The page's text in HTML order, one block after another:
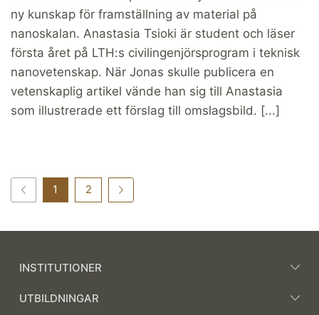
ny kunskap för framställning av material på
nanoskalan. Anastasia Tsioki är student och läser
första året på LTH:s civilingenjörsprogram i teknisk
nanovetenskap. När Jonas skulle publicera en
vetenskaplig artikel vände han sig till Anastasia
som illustrerade ett förslag till omslagsbild. [...]
1 2
INSTITUTIONER
UTBILDNINGAR